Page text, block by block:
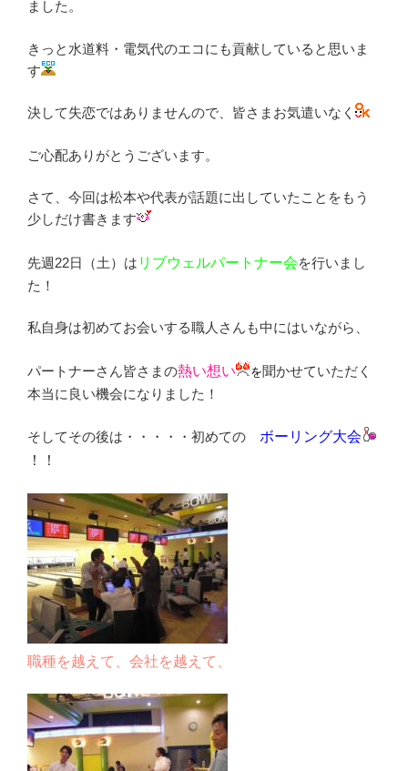
ました。
きっと水道料・電気代のエコにも貢献していると思いま
す
決して失恋ではありませんので、皆さまお気遣いなく
ご心配ありがとうございます。
さて、今回は松本や代表が話題に出していたことをもう
少しだけ書きます
先週22日（土）は リブウェルパートナー会を行いまし
た！
私自身は初めてお会いする職人さんも中にはいながら、
パートナーさん皆さまの熱い想い を聞かせていただく
本当に良い機会になりました！
そしてその後は・・・・・初めての ボーリング大会
！！
職種を越えて、会社を越えて、